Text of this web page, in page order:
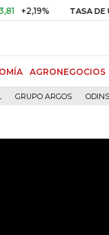
TASA DE USURA
AGRONEGOCIOS
GRUPO ARGOS